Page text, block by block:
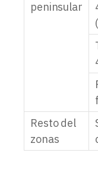
peninsular
Resto del
zonas